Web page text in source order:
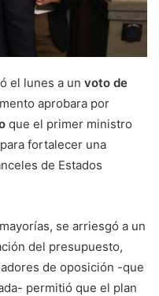
el lunes a un voto de
aprobara por
que el primer ministro
fortalecer una
de Estados
se arriesgó a un
del presupuesto,
de oposición -que
permitió que el plan